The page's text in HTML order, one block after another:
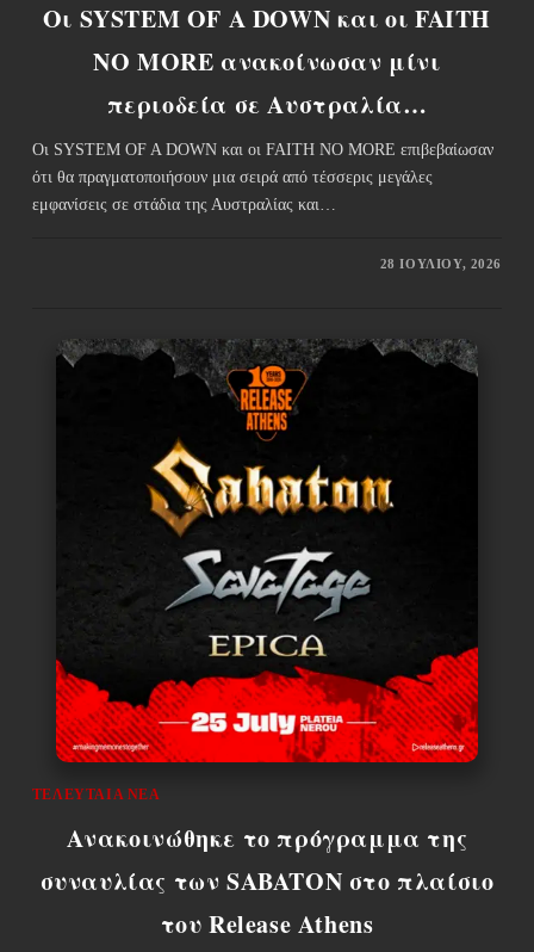
Οι SYSTEM OF A DOWN και οι FAITH
NO MORE ανακοίνωσαν μίνι
περιοδεία σε Αυστραλία…
Οι SYSTEM OF A DOWN και οι FAITH NO MORE επιβεβαίωσαν
ότι θα πραγματοποιήσουν μια σειρά από τέσσερις μεγάλες
εμφανίσεις σε στάδια της Αυστραλίας και…
28 ΙΟΥΛΊΟΥ, 2026
ΤΕΛΕΥΤΑΊΑ ΝΈΑ
Ανακοινώθηκε το πρόγραμμα της
συναυλίας των SABATON στο πλαίσιο
του Release Athens